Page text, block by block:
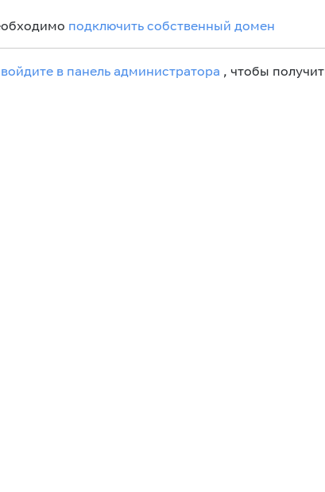
подключить собственный домен
войдите в панель администратора , чтобы